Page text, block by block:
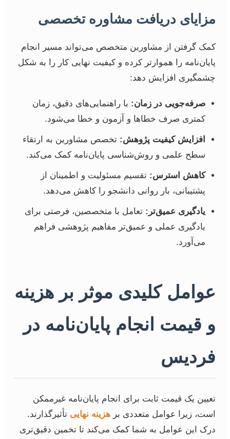
مزایای دریافت مشاوره تخصصی
کمک گرفتن از مشاورین متخصص می‌تواند مسیر انجام
پایان‌نامه را هموارتر کرده و کیفیت نهایی کار را به شکل
چشمگیری افزایش دهد:
صرفه‌جویی در زمان: با راهنمایی‌های دقیق، زمان
کمتری صرف خطاها و آزمون و خطا می‌شود.
افزایش کیفیت پژوهش: تخصص مشاورین به ارتقاء
سطح علمی و روش‌شناسی پایان‌نامه کمک می‌کند.
کاهش استرس: تقسیم مسئولیت و اطمینان از
پشتیبانی، بار روانی دانشجو را کاهش می‌دهد.
یادگیری عمیق‌تر: تعامل با متخصصین، فرصتی برای
یادگیری عملی و عمیق‌تر مفاهیم پژوهشی فراهم
می‌آورد.
عوامل کلیدی موثر بر هزینه
و قیمت انجام پایان‌نامه در
فردیس
تعیین یک قیمت ثابت برای انجام پایان‌نامه غیرممکن
است، زیرا عوامل متعددی بر هزینه نهایی تأثیرگذارند.
درک این عوامل به شما کمک می‌کند تا تخمین دقیق‌تری